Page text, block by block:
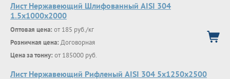
Лист Нержавеющий Шлифованный AISI 304
1.5х1000х2000
Оптовая цена: от 185 руб./кг
Розничная цена: Договорная
Цена за тонну: от 185000 руб.
Лист Нержавеющий Рифленый AISI 304 5х1250х2500